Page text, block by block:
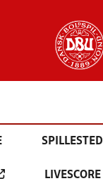
SPILLESTED
LIVESCORE